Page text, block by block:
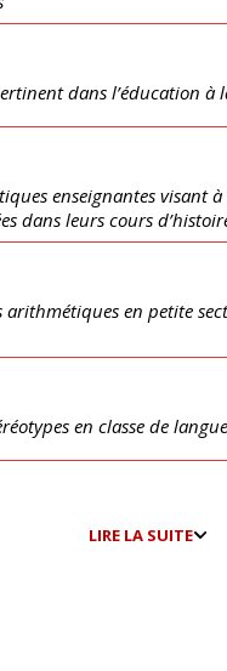
dans l’éducation à
enseignantes visant
dans leurs cours
arithmétiques en petite
en classe de
LIRE LA SUITE